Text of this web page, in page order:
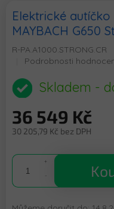
Elektrické autíčko
MAYBACH G650
R-PA.A1000.STRONG.CR
Průměrné
produktu
je
z
5
Podrobnosti
Skladem -
36 549 Kč
30 205,79 Kč bez DPH
cena: